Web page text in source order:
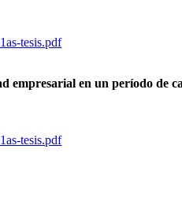
tesis.pdf
empresarial en un período de
tesis.pdf